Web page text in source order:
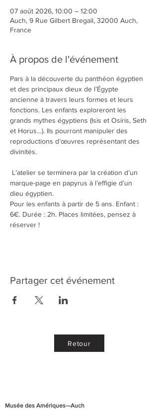
07 août 2026, 10:00 – 12:00
Auch, 9 Rue Gilbert Bregail, 32000 Auch,
France
À propos de l'événement
Pars à la découverte du panthéon égyptien
et des principaux dieux de l’Égypte
ancienne à travers leurs formes et leurs
fonctions. Les enfants exploreront les
grands mythes égyptiens (Isis et Osiris, Seth
et Horus…). Ils pourront manipuler des
reproductions d’œuvres représentant des
divinités.
marque-page en papyrus à l’effigie d’un
dieu égyptien.
Pour les enfants à partir de 5 ans. Enfant :
6€. Durée : 2h. Places limitées, pensez à
réserver !
Partager cet événement
Retour
Musée des Amériques—Auch